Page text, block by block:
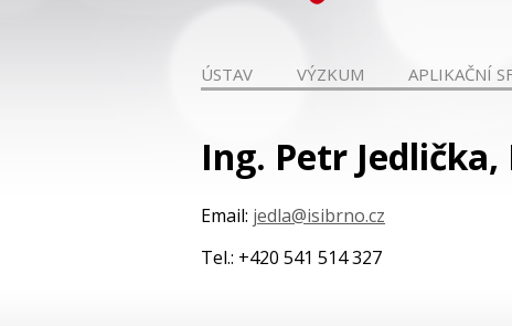
ÚSTAV VÝZKUM APLIKAČNÍ
Ing. Petr Jedlička,
Email: jedla@isibrno.cz
Tel.: +420 541 514 327